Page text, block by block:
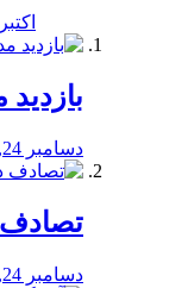
اکتبر 12, 2019
دسامبر 24, 2019
تصادف
دسامبر 24, 2019